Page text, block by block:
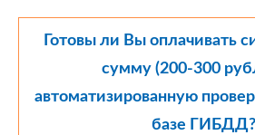
Готовы ли Вы оплачивать
сумму (200-300
автоматизированную
базе ГИБДД?